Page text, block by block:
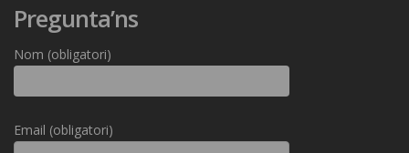
Pregunta’ns
Nom (obligatori)
Deixeu
aquest
Email (obligatori)